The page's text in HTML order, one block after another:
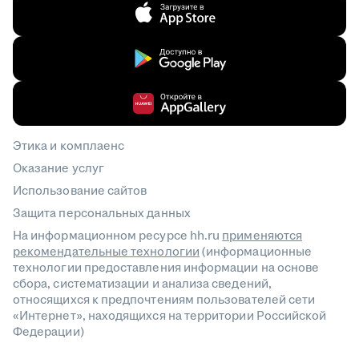
Этика и комплаенс
Оказание услуг
Использование сайтов
Защита персональных данных
На информационном ресурсе hh.ru применяются
рекомендательные технологии(информационные
технологии предоставления информации на основе
сбора, систематизации и анализа сведений,
относящихся к предпочтениям пользователей сети
«Интернет», находящихся на территории Российской
Федерации)